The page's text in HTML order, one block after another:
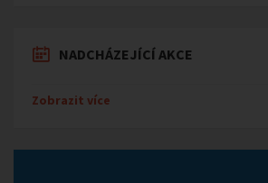
NADCHÁZEJÍCÍ AKCE
Zobrazit více